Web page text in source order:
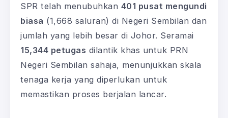
SPR telah menubuhkan 401 pusat mengundi
biasa (1,668 saluran) di Negeri Sembilan dan
jumlah yang lebih besar di Johor. Seramai
15,344 petugas dilantik khas untuk PRN
Negeri Sembilan sahaja, menunjukkan skala
tenaga kerja yang diperlukan untuk
memastikan proses berjalan lancar.